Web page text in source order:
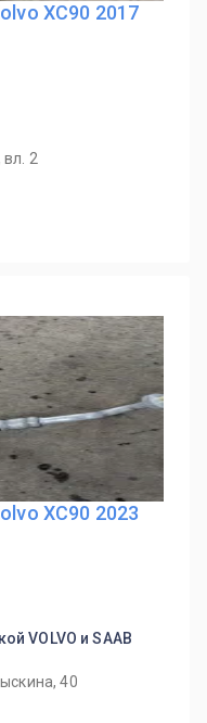
XC90 2017
2
XC90 2023
VOLVO и SAAB
40